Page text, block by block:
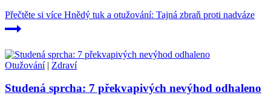
Přečtěte si více Hnědý tuk a otužování: Tajná zbraň proti nadváze
Otužování| Zdraví
Studená sprcha: 7 překvapivých nevýhod odhaleno